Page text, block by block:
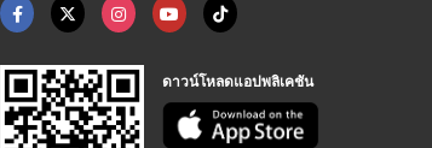
ดาวน์โหลดแอปพลิเคชัน